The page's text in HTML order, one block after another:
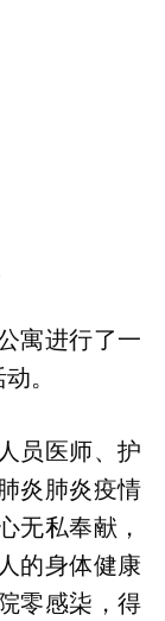
寓进行了一
。
员医师、护
炎肺炎疫情
无私奉献，
的身体健康
零感柒，得